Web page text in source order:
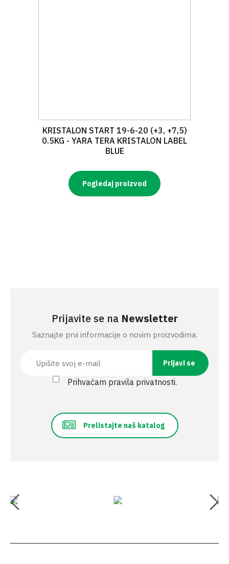
KRISTALON START 19-6-20 (+3, +7,5)
0.5KG - YARA TERA KRISTALON LABEL
BLUE
Pogledaj proizvod
Prijavite se na Newsletter
Saznajte prvi informacije o novim proizvodima.
Prihvaćam pravila privatnosti.
Prelistajte naš katalog